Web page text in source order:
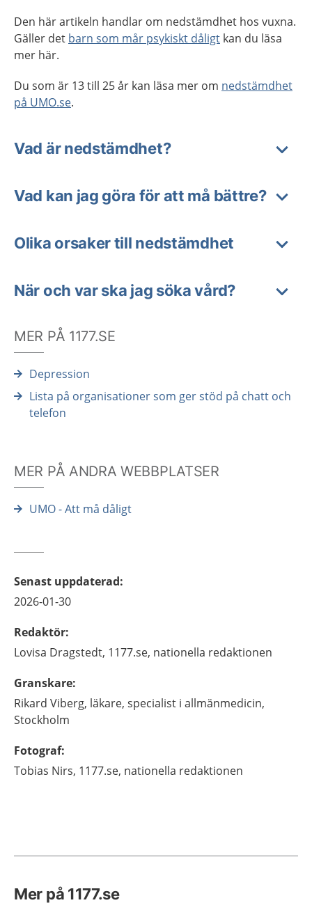
Den här artikeln handlar om nedstämdhet hos vuxna.
Gäller det barn som mår psykiskt dåligt kan du läsa
mer här.
Du som är 13 till 25 år kan läsa mer om nedstämdhet
på UMO.se.
Vad är nedstämdhet?
Vad kan jag göra för att må bättre?
Olika orsaker till nedstämdhet
När och var ska jag söka vård?
MER PÅ 1177.SE
Depression
Lista på organisationer som ger stöd på chatt och
telefon
MER PÅ ANDRA WEBBPLATSER
UMO - Att må dåligt
Senast uppdaterad:
2026-01-30
Redaktör:
Lovisa Dragstedt, 1177.se, nationella redaktionen
Granskare:
Rikard Viberg, läkare, specialist i allmänmedicin,
Stockholm
Fotograf:
Tobias Nirs, 1177.se, nationella redaktionen
Mer på 1177.se